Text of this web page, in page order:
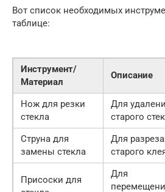
Вот список необходимых
таблице:
Инструмент/
Материал
Описание
Нож для резки
стекла
Для
старого
Струна для
замены стекла
Для
старого
Присоски для
Для